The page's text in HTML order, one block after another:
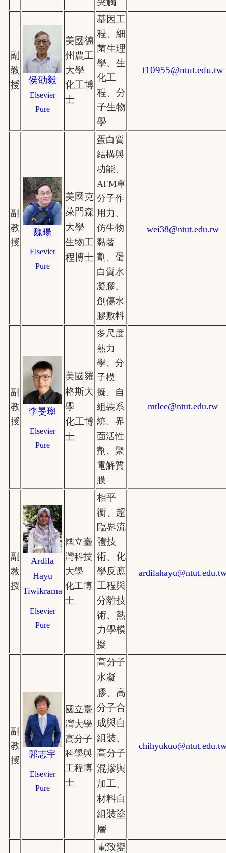
副
教
授
侯劭毅
Elsevier
Pure
美國德
州農工
大學
化工博
士
基因工
程、細
菌生理
學、生
化工
程、分
子生物
學
f10955@ntut.edu.tw
副
教
授
魏暘
Elsevier
Pure
美國克
萊門森
大學
生物工
程博士
蛋白質
結構與
功能、
AFM單
分子作
用力、
仿生物
黏著
劑、蛋
白質水
凝膠、
創傷水
膠敷料
wei38@ntut.edu.tw
副
教
授
李旻璁
Elsevier
Pure
美國羅
格斯大
學
化工博
士
多尺度
熱力
學、分
子模
擬、自
組裝系
統、界
面活性
劑、聚
電解質
膜
mtlee@ntut.edu.tw
副
教
授
Ardila
Hayu
Tiwikrama
Elsevier
Pure
國立臺
灣科技
大學
化工博
士
相平
衡、超
臨界流
體技
術、化
學反應
工程與
分離技
術、熱
力學模
擬
ardilahayu
副
教
授
郭志宇
Elsevier
Pure
國立臺
灣大學
高分子
科學與
工程博
士
高分子
水凝
膠、高
分子合
成與自
組裝、
高分子
混摻與
加工、
材料自
組裝塗
層
chihyukuo
電致變